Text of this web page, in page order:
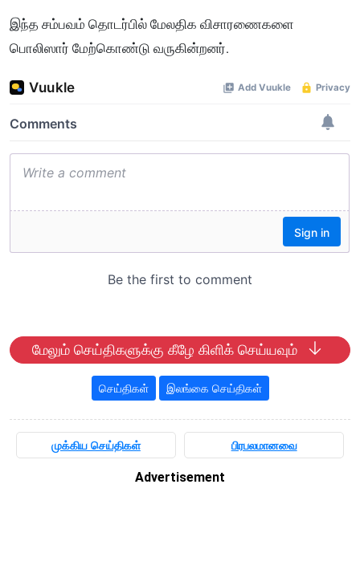
இந்த சம்பவம் தொடர்பில் மேலதிக விசாரணைகளை
பொலிஸார் மேற்கொண்டு வருகின்றனர்.
மேலும் செய்திகளுக்கு கீழே கிளிக் செய்யவும்
செய்திகள் இலங்கை செய்திகள்
முக்கிய செய்திகள் பிரபலமானவை
Advertisement